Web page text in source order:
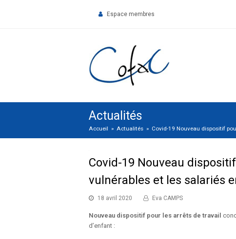
Espace membres
Actualités
Accueil » Actualités » Covid-19 Nouveau dispositif
Covid-19 Nouveau
vulnérables et les salariés
18 avril 2020 Eva CAMPS
Nouveau dispositif pour les arrêts de travail
d’enfant :